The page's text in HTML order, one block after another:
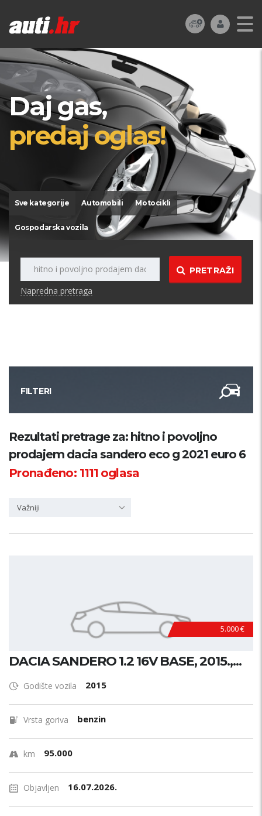
Daj gas,
predaj oglas!
Sve kategorije Automobili Motocikli
Gospodarska vozila
PRETRAŽI
Napredna pretraga
FILTERI
Kategorija
Županija
Rezultati pretrage za: hitno i povoljno
prodajem dacia sandero eco g 2021 euro 6
Pronađeno: 1111oglasa
Važniji
5.000 €
DACIA SANDERO 1.2 16V BASE, 2015.,...
Godište vozila 2015
Vrsta goriva benzin
km 95.000
Objavljen 16.07.2026.